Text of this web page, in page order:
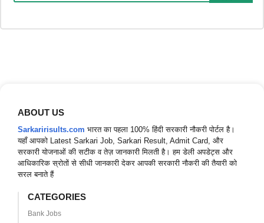
ABOUT US
Sarkaririsults.com भारत का पहला 100% हिंदी सरकारी नौकरी पोर्टल है।
यहाँ आपको Latest Sarkari Job, Sarkari Result, Admit Card, और
सरकारी योजनाओं की सटीक व तेज़ जानकारी मिलती है। हम डेली अपडेट्स और
आधिकारिक स्रोतों से सीधी जानकारी देकर आपकी सरकारी नौकरी की तैयारी को
सरल बनाते हैं
CATEGORIES
Bank Jobs